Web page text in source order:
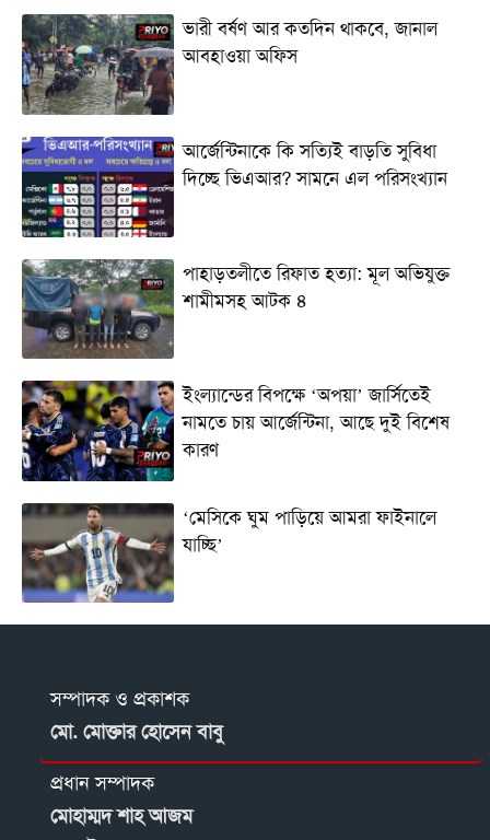
ভারী বর্ষণ আর কতদিন থাকবে, জানাল
আবহাওয়া অফিস
আর্জেন্টিনাকে কি সত্যিই বাড়তি সুবিধা
দিচ্ছে ভিএআর? সামনে এল পরিসংখ্যান
পাহাড়তলীতে রিফাত হত্যা: মূল অভিযুক্ত
শামীমসহ আটক ৪
ইংল্যান্ডের বিপক্ষে ‘অপয়া’ জার্সিতেই
নামতে চায় আর্জেন্টিনা, আছে দুই বিশেষ
কারণ
‘মেসিকে ঘুম পাড়িয়ে আমরা ফাইনালে
যাচ্ছি’
সম্পাদক ও প্রকাশক
মো. মোক্তার হোসেন বাবু
প্রধান সম্পাদক
মোহাম্মদ শাহ আজম